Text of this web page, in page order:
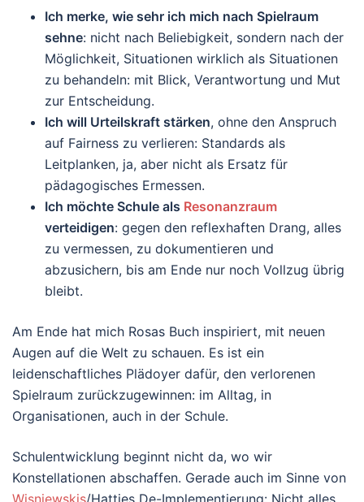
Ich merke, wie sehr ich mich nach Spielraum
sehne: nicht nach Beliebigkeit, sondern nach der
Möglichkeit, Situationen wirklich als Situationen
zu behandeln: mit Blick, Verantwortung und Mut
zur Entscheidung.
Ich will Urteilskraft stärken, ohne den Anspruch
auf Fairness zu verlieren: Standards als
Leitplanken, ja, aber nicht als Ersatz für
pädagogisches Ermessen.
Ich möchte Schule als Resonanzraum
verteidigen: gegen den reflexhaften Drang, alles
zu vermessen, zu dokumentieren und
abzusichern, bis am Ende nur noch Vollzug übrig
bleibt.
Am Ende hat mich Rosas Buch inspiriert, mit neuen
Augen auf die Welt zu schauen. Es ist ein
leidenschaftliches Plädoyer dafür, den verlorenen
Spielraum zurückzugewinnen: im Alltag, in
Organisationen, auch in der Schule.
Schulentwicklung beginnt nicht da, wo wir
Konstellationen abschaffen. Gerade auch im Sinne von
Wisniewskis/Hatties De-Implementierung: Nicht alles,